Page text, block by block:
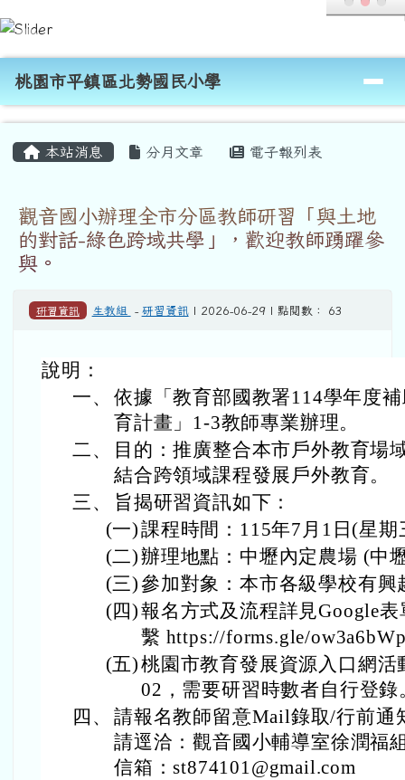
跳至主內容區
桃園市平鎮區北勢國民小學
導覽列
桃園市平鎮區北勢國民小學
本站消息 分月文章 電子報列表
觀音國小辦理全市分區教師研習「與土地
的對話-綠色跨域共學」，歡迎教師踴躍參
與。
研習資訊 生教組 - 研習資訊| 2026-06-29 | 點閱數： 63
說明：
一、 依據「教育部國教署114學年度
育計畫」1-3教師專業辦理。
二、
目的：推廣整合本市戶外教育場
結合跨領域課程發展戶外教育。
三、
旨揭研習資訊如下：
(一)課程時間：115年7月1日(星
(二)辦理地點：中壢內定農場 (中
(三)參加對象：本市各級學校有興
(四)報名方式及流程詳見Google
繫 https://forms.gle/
(五)桃園市教育發展資源入口網活
02，需要研習時數者自行登錄
四、 請報名教師留意Mail錄取/行前通
請逕洽：觀音國小輔導室徐潤福
信箱：st874101@gmail.com